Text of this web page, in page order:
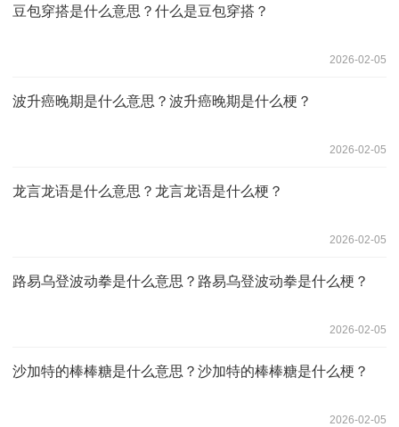
豆包穿搭是什么意思？什么是豆包穿搭？
2026-02-05
波升癌晚期是什么意思？波升癌晚期是什么梗？
2026-02-05
龙言龙语是什么意思？龙言龙语是什么梗？
2026-02-05
路易乌登波动拳是什么意思？路易乌登波动拳是什么梗？
2026-02-05
沙加特的棒棒糖是什么意思？沙加特的棒棒糖是什么梗？
2026-02-05